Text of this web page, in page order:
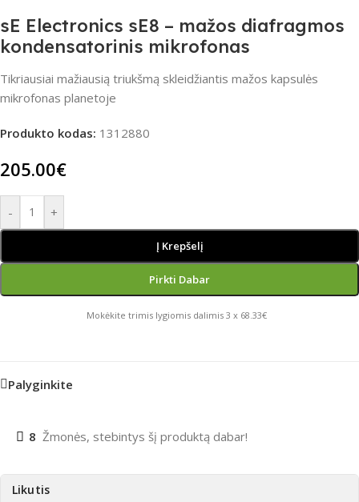
sE Electronics sE8 – mažos diafragmos
kondensatorinis mikrofonas
Tikriausiai mažiausią triukšmą skleidžiantis mažos kapsulės
mikrofonas planetoje
Produkto kodas: 1312880
205.00€
- +
Į Krepšelį
Pirkti Dabar
Mokėkite trimis lygiomis dalimis 3 x 68.33€
Palyginkite
8 Žmonės, stebintys šį produktą dabar!
Likutis